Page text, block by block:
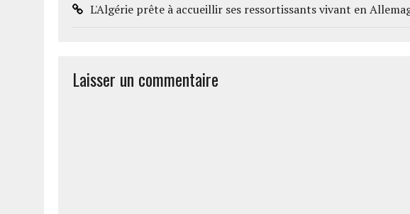
L'Algérie prête à accueillir ses ressortissants vivant en
Laisser un commentaire